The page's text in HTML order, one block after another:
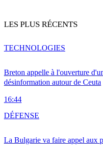
LES PLUS RÉCENTS
Breton appelle à l'ouverture
désinformation autour de Ceuta
16:44
TECHNOLOGIES
La Bulgarie va faire appel aux
DÉFENSE